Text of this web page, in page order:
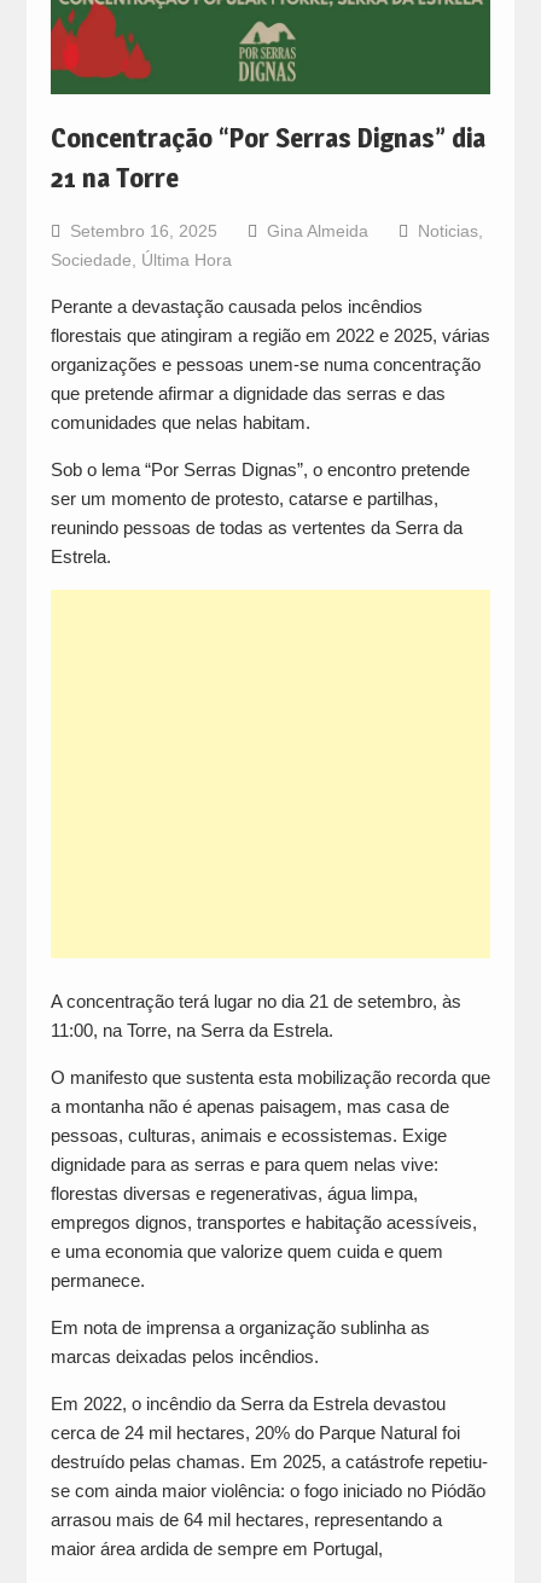
Concentração “Por Serras Dignas” dia
21 na Torre
Setembro 16, 2025 Gina Almeida Noticias,
Sociedade
Última Hora
Perante a devastação causada pelos incêndios
florestais que atingiram a região em 2022 e 2025, várias
organizações e pessoas unem-se numa concentração
que pretende afirmar a dignidade das serras e das
comunidades que nelas habitam.
Sob o lema “Por Serras Dignas”, o encontro pretende
ser um momento de protesto, catarse e partilhas,
reunindo pessoas de todas as vertentes da Serra da
Estrela.
A concentração terá lugar no dia 21 de setembro, às
11:00, na Torre, na Serra da Estrela.
O manifesto que sustenta esta mobilização recorda que
a montanha não é apenas paisagem, mas casa de
pessoas, culturas, animais e ecossistemas. Exige
dignidade para as serras e para quem nelas vive:
florestas diversas e regenerativas, água limpa,
empregos dignos, transportes e habitação acessíveis,
e uma economia que valorize quem cuida e quem
permanece.
Em nota de imprensa a organização sublinha as
marcas deixadas pelos incêndios.
Em 2022, o incêndio da Serra da Estrela devastou
cerca de 24 mil hectares, 20% do Parque Natural foi
destruído pelas chamas. Em 2025, a catástrofe repetiu-
se com ainda maior violência: o fogo iniciado no Piódão
arrasou mais de 64 mil hectares, representando a
maior área ardida de sempre em Portugal,